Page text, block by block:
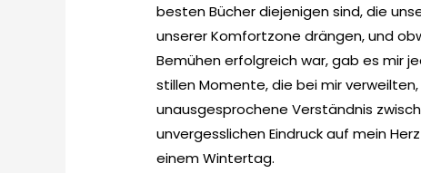
besten Bücher diejenigen sind, die
unserer Komfortzone drängen, und
Bemühen erfolgreich war, gab es mir
stillen Momente, die bei mir
unausgesprochene Verständnis
unvergesslichen Eindruck auf mein
einem Wintertag.